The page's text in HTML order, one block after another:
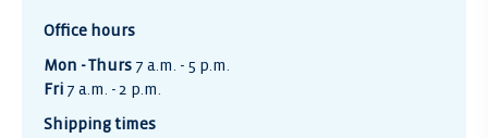
Office hours
Mon - Thurs 7 a.m. - 5 p.m.
Fri 7 a.m. - 2 p.m.
Shipping times